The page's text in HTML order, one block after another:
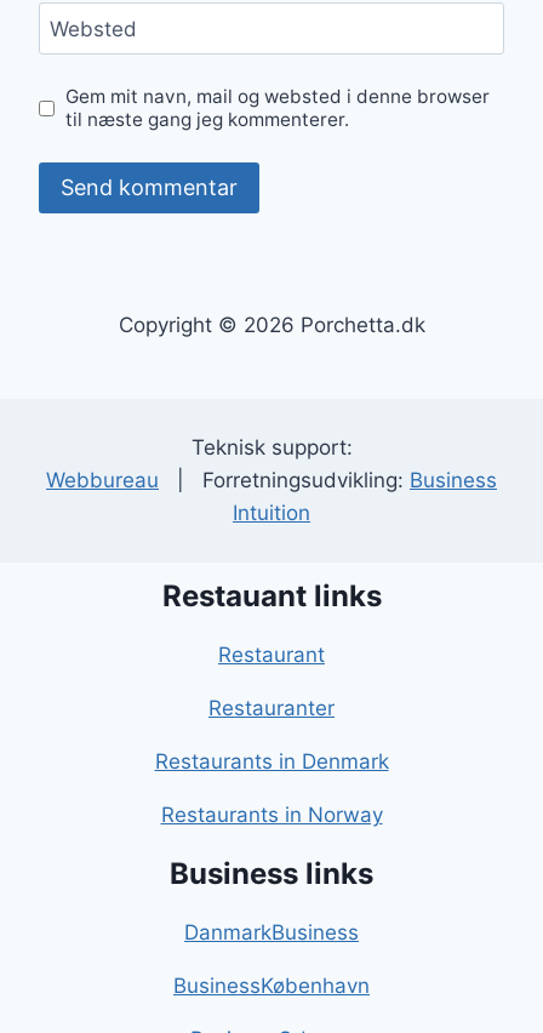
Websted
Gem mit navn, mail og websted i denne browser
til næste gang jeg kommenterer.
Copyright © 2026 Porchetta.dk
Teknisk support:
Webbureau | Forretningsudvikling: Business
Intuition
Restauant links
Restaurant
Restauranter
Restaurants in Denmark
Restaurants in Norway
Business links
DanmarkBusiness
BusinessKøbenhavn